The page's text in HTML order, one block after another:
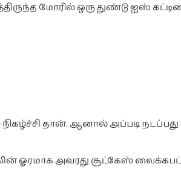
மோரில் ஒரு துண்டு ஐஸ்
தான். ஆனால் அப்படி
அவரது சூட்கேஸ்